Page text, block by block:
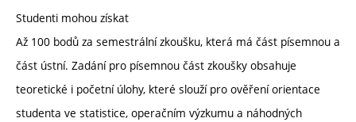
Studenti mohou získat
Až 100 bodů za semestrální zkoušku, která má část písemnou a
část ústní. Zadání pro písemnou část zkoušky obsahuje
teoretické i početní úlohy, které slouží pro ověření orientace
studenta ve statistice, operačním výzkumu a náhodných